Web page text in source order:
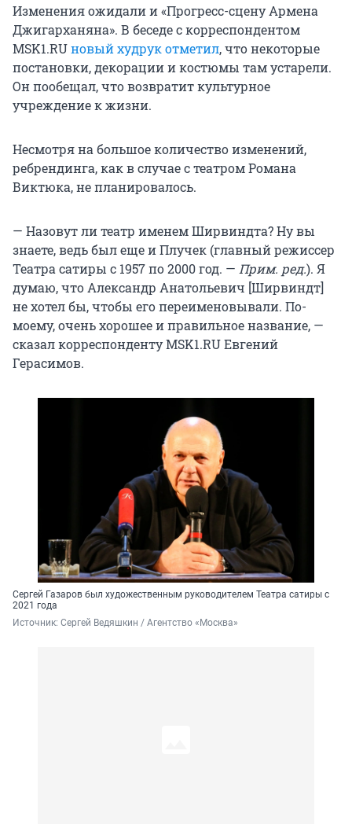
Изменения ожидали и «Прогресс-сцену Армена
Джигарханяна». В беседе с корреспондентом
MSK1.RUновый худрук отметил, что некоторые
постановки, декорации и костюмы там устарели.
Он пообещал, что возвратит культурное
учреждение к жизни.
Несмотря на большое количество изменений,
ребрендинга, как в случае с театром Романа
Виктюка, не планировалось.
— Назовут ли театр именем Ширвиндта? Ну вы
знаете, ведь был еще и Плучек (главный режиссер
Театра сатиры с 1957 по 2000 год. — Прим. ред.). Я
думаю, что Александр Анатольевич [Ширвиндт]
не хотел бы, чтобы его переименовывали. По-
моему, очень хорошее и правильное название, —
сказал корреспонденту MSK1.RU Евгений
Герасимов.
Сергей Газаров был художественным руководителем Театра сатиры с
2021 года
Источник: Сергей Ведяшкин / Агентство «Москва»